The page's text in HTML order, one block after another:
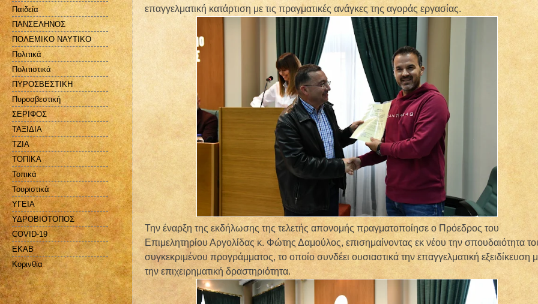
επαγγελματική κατάρτιση με τις πραγματικές ανάγκες της αγοράς εργασίας.
Την έναρξη της εκδήλωσης της τελετής απονομής πραγματοποίησε ο Πρόεδρος του
Επιμελητηρίου Αργολίδας κ. Φώτης Δαμούλος, επισημαίνοντας εκ νέου την σπουδαιότητα
συγκεκριμένου προγράμματος, το οποίο συνδέει ουσιαστικά την επαγγελματική εξειδίκευση
την επιχειρηματική δραστηριότητα.
Παιδεία
ΠΑΝΣΕΛΗΝΟΣ
ΠΟΛΕΜΙΚΟ ΝΑΥΤΙΚΟ
Πολιτικά
Πολιτιστικά
ΠΥΡΟΣΒΕΣΤΙΚΗ
Πυροσβεστική
ΣΕΡΙΦΟΣ
ΤΑΞΙΔΙΑ
ΤΖΙΑ
ΤΟΠΙΚΑ
Τοπικά
Τουριστικά
ΥΓΕΙΑ
ΥΔΡΟΒΙΟΤΟΠΟΣ
COVID-19
EKAB
Kορινθία